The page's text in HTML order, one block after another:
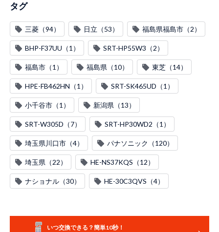
タグ
三菱（94） 日立（53） 福島県福島市（2）
BHP-F37UU（1） SRT-HP55W3（2）
福島市（1） 福島県（10） 東芝（14）
HPE-FB462HN（1） SRT-SK465UD（1）
小千谷市（1） 新潟県（13）
SRT-W305D（7） SRT-HP30WD2（1）
埼玉県川口市（4） パナソニック（120）
埼玉県（22） HE-NS37KQS（12）
ナショナル（30） HE-30C3QVS（4）
いつ交換できる？簡単10秒！